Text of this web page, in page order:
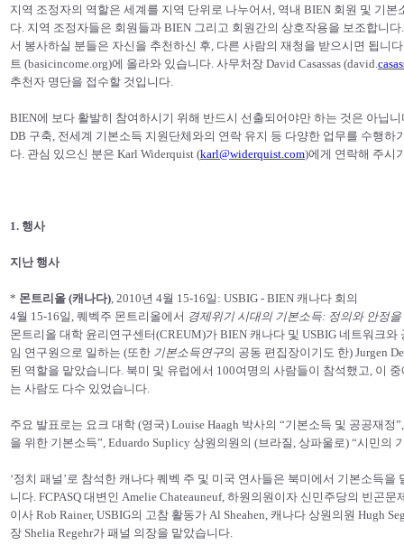
지역 조정자의 역할은 세계를 지역 단위로 나누어서, 역내 BIEN 회원 및 기
다. 지역 조정자들은 회원들과 BIEN 그리고 회원간의 상호작용을 보조합니
서 봉사하실 분들은 자신을 추천하신 후, 다른 사람의 재청을 받으시면 됩니
트 (basicincome.org)에 올라와 있습니다. 사무처장 David Casassas (david.
추천자 명단을 접수할 것입니다.
BIEN에 보다 활발히 참여하시기 위해 반드시 선출되어야만 하는 것은 아닙
DB 구축, 전세계 기본소득 지원단체와의 연락 유지 등 다양한 업무를 수행
다. 관심 있으신 분은 Karl Widerquist (karl@widerquist.com)에게 연락해 주시
1. 행사
지난 행사
* 몬트리올 (캐나다), 2010년 4월 15-16일: USBIG - BIEN 캐나다 회의
4월 15-16일, 퀘벡주 몬트리올에서 경제위기 시대의 기본소득: 정의와 안정을
몬트리올 대학 윤리연구센터(CREUM)가 BIEN 캐나다 및 USBIG 네트워크
임 연구원으로 일하는 (또한 기본소득연구의 공동 편집장이기도 한) Jurgen
된 역할을 맡았습니다. 북미 및 유럽에서 100여명의 사람들이 참석했고, 이
는 사람도 다수 있었습니다.
주요 발표로는 요크 대학 (영국) Louise Haagh 박사의 “기본소득 및 공공재정
을 위한 기본소득”, Eduardo Suplicy 상원의원의 (브라질, 상파울로) “시민의
‘정치 패널’로 참석한 캐나다 퀘벡 주 및 미국 연사들은 북미에서 기본소득
니다. FCPASQ 대변인 Amelie Chateauneuf, 하원의원이자 신민주당의 빈곤
이사 Rob Rainer, USBIG의 고참 활동가 Al Sheahen, 캐나다 상원의원 Hugh
장 Shelia Regehr가 패널 의장을 맡았습니다.